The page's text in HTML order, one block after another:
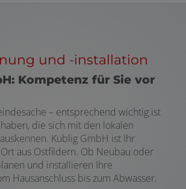
und -installation
Kompetenz für Sie vor
– entsprechend wichtig ist
die sich mit den lokalen
Kublig GmbH ist Ihr
aus Ostfildern. Ob Neubau oder
und installieren Ihre
Hausanschluss bis zum Abwasser.